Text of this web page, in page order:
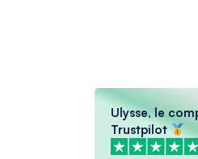
Ulysse, le
Trustpilot